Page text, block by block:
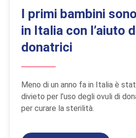
I primi bambini
in Italia con l’aiuto
donatrici
Meno di un anno fa in Italia è
divieto per l’uso degli ovuli di
per curare la sterilità.